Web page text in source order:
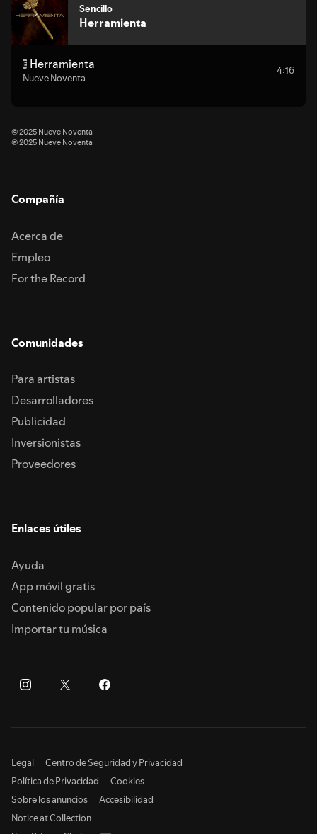
Sencillo
Herramienta
E Herramienta
Nueve Noventa
4:16
© 2025 Nueve Noventa
℗ 2025 Nueve Noventa
Compañía
Acerca de
Empleo
For the Record
Comunidades
Para artistas
Desarrolladores
Publicidad
Inversionistas
Proveedores
Enlaces útiles
Ayuda
App móvil gratis
Contenido popular por país
Importar tu música
Legal
Centro de Seguridad y Privacidad
Política de Privacidad
Cookies
Sobre los anuncios
Accesibilidad
Notice at Collection